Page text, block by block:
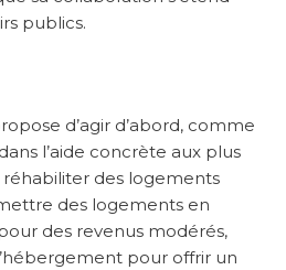
publics.
d’agir d’abord, comme
l’aide concrète aux plus
réhabiliter des logements
des logements en
des revenus modérés,
pour offrir un